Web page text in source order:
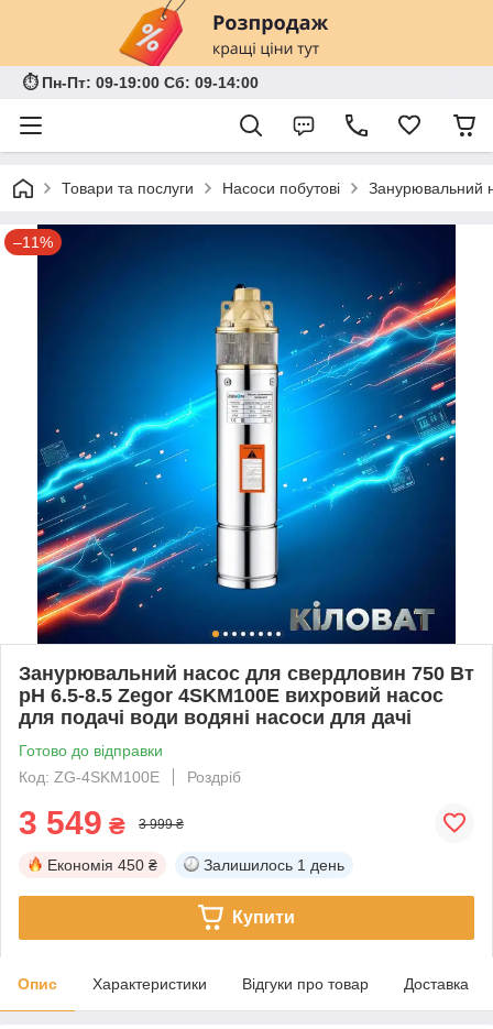
⏱ Пн-Пт: 09-19:00 Сб: 09-14:00
Товари та послуги Насоси побутові Занурювальний
–11%
Занурювальний насос для свердловин 750 Вт
pH 6.5-8.5 Zegor 4SKM100E вихровий насос
для подачі води водяні насоси для дачі
Готово до відправки
Код: ZG-4SKM100E
Роздріб
3 549 ₴ 3 999 ₴
Економія 450 ₴ Залишилось 1 день
Купити
Опис Характеристики Відгуки про товар Доставка